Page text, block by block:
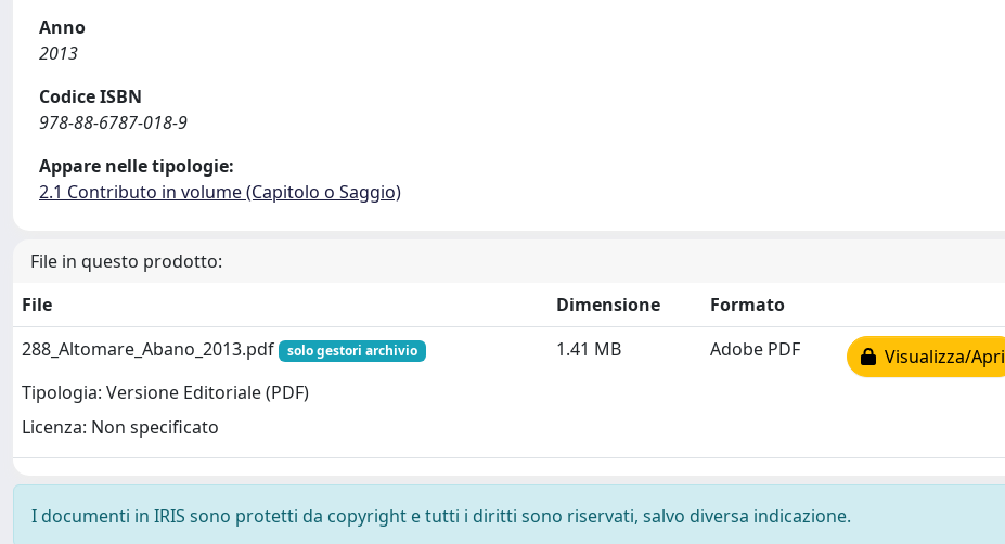
Anno
2013
Codice ISBN
978-88-6787-018-9
Appare nelle tipologie:
2.1 Contributo in volume (Capitolo o Saggio)
File in questo prodotto:
File
Dimensione
Formato
288_Altomare_Abano_2013.pdf
solo gestori archivio
Tipologia: Versione Editoriale (PDF)
Licenza: Non specificato
1.41 MB Adobe PDF Visualizza/Apri
I documenti in IRIS sono protetti da copyright e tutti i diritti sono riservati, salvo diversa indicazione.